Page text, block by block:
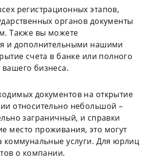
регистрационных этапов,
органов документы
Также вы можете
и дополнительными нашими
счета в банке или полного
бизнеса.
документов на открытие
относительно небольшой –
заграничный, и справки
место проживания, это могут
коммунальные услуги. Для юрлиц
о компании.